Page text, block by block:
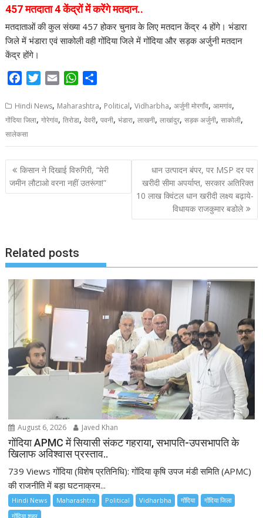
457 मतदाता 4 केंद्रों में करेंगे मतदान..
मतदाताओं की कुल संख्या 457 होकर चुनाव के लिए मतदान केंद्र 4 होंगे। भंडारा
जिले में भंडारा एवं साकोली वही गोंदिया जिले में गोंदिया और सड़क अर्जुनी मतदान
केंद्र होंगे।
c
e
b
o
o
k
T
i
t
e
r
a
i
W
a
t
A
p
p
a
r
Hindi News, Maharashtra, Political,Vidharbha,अर्जुनी मोरगाँव,आमगांव,
गोंदिया जिला,गोरेगांव,तिरोडा,देवरी,पवनी,भंडारा,लाखनी,लाखांदुर,सड़क अर्जुनी,साकोली,
सालेकसा
P
o
a
v
i
g
a
o
n
किसान ने दिखाई विरुगिरी, “मेरी
जमीन लौटाओ वरना नहीं उतरूंगा!”
धान उत्पादन बंपर, पर MSP दर पर
खरीदी सीमा अपर्याप्त, सरकार अतिरिक्त
10 लाख क्विंटल धान खरीदी लक्ष्य बढ़ाये-
विधायक राजकुमार बडोले
Related posts
August 6, 2026 Javed Khan
गोंदिया APMC में सियासी संकट गहराया, सभापति-उपसभापति के
खिलाफ अविश्वास प्रस्ताव..
739 Views गोंदिया (विशेष प्रतिनिधि): गोंदिया कृषि उपज मंडी समिति (APMC)
की राजनीति में बड़ा घटनाक्रम...
Hindi News Maharashtra Political Vidharbha गोंदिया
गोंदिया जिला
गोंदिया शहर